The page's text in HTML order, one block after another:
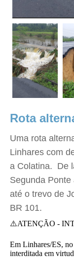
Rota
Uma rota
Linhares com
a Colatina. De
Segunda
até o trevo de
BR 101.
⚠️ATENÇÃO -
Em Linhares/ES,
interditada em